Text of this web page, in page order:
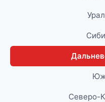
Северо-